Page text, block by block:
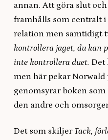
annan. Att göra slut
framhålls som centralt i
relation men samtidigt
kontrollera jaget, du kan
inte kontrollera duet. Det
men här pekar Norwald
genomsyrar boken
den andre och
Det som skiljer Tack,